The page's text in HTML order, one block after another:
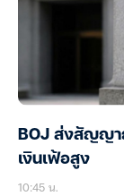
BOJ ส่งสัญญา
เงินเฟ้อสูง
10:45 น.